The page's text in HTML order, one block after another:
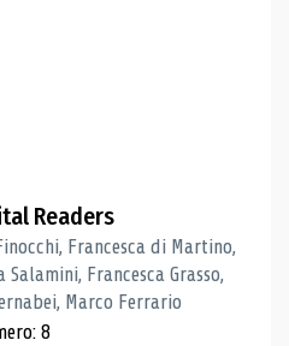
Readers
Francesca di Martino,
Francesca Grasso,
Marco Ferrario
8